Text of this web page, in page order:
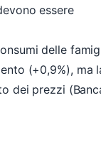
essere
delle
(+0,9%), ma
dei prezzi